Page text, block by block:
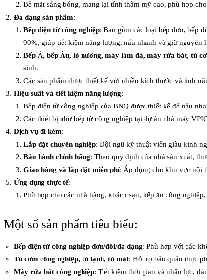
Bề mặt sáng bóng, mang lại tính thẩm mỹ cao, phù hợp
Đa dạng sản phẩm:
Bếp điện từ công nghiệp: Bao gồm các loại bếp đơn, bếp
90%, giúp tiết kiệm năng lượng, nấu nhanh và giữ nguyên
Bếp Á, bếp Âu, lò nướng, máy làm đá, máy rửa bát, tủ
sinh.
Các sản phẩm được thiết kế với nhiều kích thước và tính
Hiệu suất và tiết kiệm năng lượng:
Bếp điện từ công nghiệp của BNQ được thiết kế để nấu
Các thiết bị như bếp từ công nghiệp tại dự án nhà máy
Dịch vụ đi kèm:
Lắp đặt chuyên nghiệp: Đội ngũ kỹ thuật viên giàu kinh
Bảo hành chính hãng: Theo quy định của nhà sản xuất,
Giao hàng và lắp đặt miễn phí: Áp dụng cho khu vực nội
Ứng dụng thực tế:
Phù hợp cho các nhà hàng, khách sạn, bếp ăn công
Một số sản phẩm tiêu biểu:
Bếp điện từ công nghiệp đơn/đôi/đa dạng: Phù hợp với các
Tủ cơm công nghiệp, tủ lạnh, tủ mát: Hỗ trợ bảo quản thực
Máy rửa bát công nghiệp: Tiết kiệm thời gian và nhân lực,